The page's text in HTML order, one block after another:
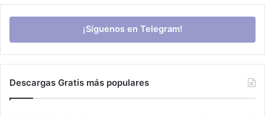
¡Síguenos en Telegram!
Descargas Gratis más populares